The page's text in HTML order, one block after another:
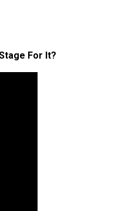
For It?